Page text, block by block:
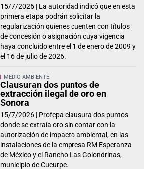
15/7/2026 | La autoridad indicó que en esta
primera etapa podrán solicitar la
regularización quienes cuenten con títulos
de concesión o asignación cuya vigencia
haya concluido entre el 1 de enero de 2009 y
el 16 de julio de 2026.
MEDIO AMBIENTE
Clausuran dos puntos de
extracción ilegal de oro en
Sonora
15/7/2026 | Profepa clausura dos puntos
donde se extraía oro sin contar con la
autorización de impacto ambiental, en las
instalaciones de la empresa RM Esperanza
de México y el Rancho Las Golondrinas,
municipio de Cucurpe.